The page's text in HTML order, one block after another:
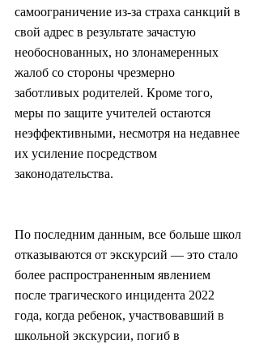
самоограничение из-за страха санкций в
свой адрес в результате зачастую
необоснованных, но злонамеренных
жалоб со стороны чрезмерно
заботливых родителей. Кроме того,
меры по защите учителей остаются
неэффективными, несмотря на недавнее
их усиление посредством
законодательства.
По последним данным, все больше школ
отказываются от экскурсий — это стало
более распространенным явлением
после трагического инцидента 2022
года, когда ребенок, участвовавший в
школьной экскурсии, погиб в